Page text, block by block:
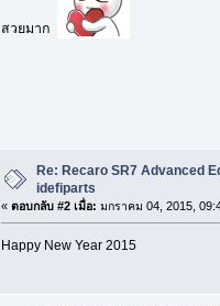
สวยมาก
Re: Recaro SR7 Advanced
idefiparts
« ตอบกลับ #2 เมื่อ: มกราคม 04, 2015,
Happy New Year 2015